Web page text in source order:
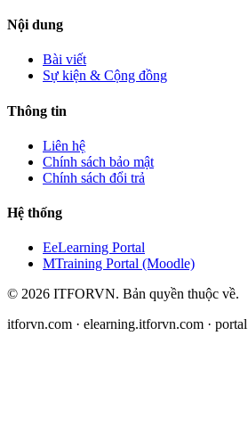
Nội dung
Bài viết
Sự kiện & Cộng đồng
Thông tin
Liên hệ
Chính sách bảo mật
Chính sách đổi trả
Hệ thống
EeLearning Portal
MTraining Portal (Moodle)
© 2026 ITFORVN. Bản quyền thuộc về.
itforvn.com · elearning.itforvn.com ·